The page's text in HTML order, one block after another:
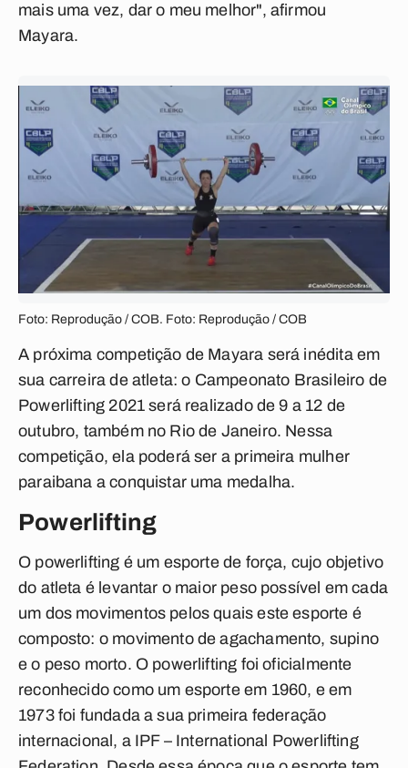
mais uma vez, dar o meu melhor", afirmou
Mayara.
Foto: Reprodução / COB. Foto: Reprodução / COB
A próxima competição de Mayara será inédita em
sua carreira de atleta: o Campeonato Brasileiro de
Powerlifting 2021 será realizado de 9 a 12 de
outubro, também no Rio de Janeiro. Nessa
competição, ela poderá ser a primeira mulher
paraibana a conquistar uma medalha.
Powerlifting
O powerlifting é um esporte de força, cujo objetivo
do atleta é levantar o maior peso possível em cada
um dos movimentos pelos quais este esporte é
composto: o movimento de agachamento, supino
e o peso morto. O powerlifting foi oficialmente
reconhecido como um esporte em 1960, e em
1973 foi fundada a sua primeira federação
internacional, a IPF – International Powerlifting